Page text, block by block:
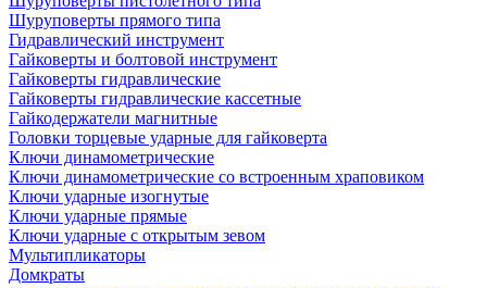
Шуруповерты прямого типа
Гидравлический инструмент
Гайковерты и болтовой инструмент
Гайковерты гидравлические
Гайковерты гидравлические кассетные
Гайкодержатели магнитные
Головки торцевые ударные для гайковерта
Ключи динамометрические
Ключи динамометрические со встроенным храповиком
Ключи ударные изогнутые
Ключи ударные прямые
Ключи ударные с открытым зевом
Мультипликаторы
Домкраты